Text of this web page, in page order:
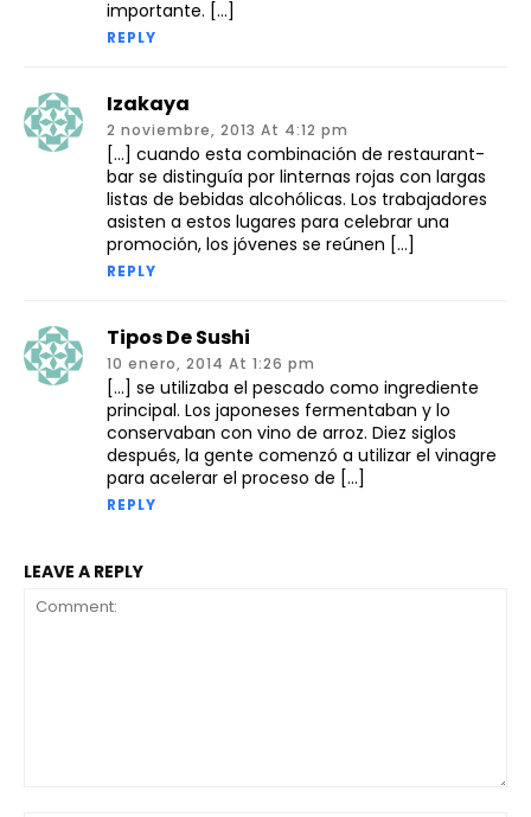
importante. […]
REPLY
Izakaya
2 noviembre, 2013 At 4:12 pm
[…] cuando esta combinación de restaurant-
bar se distinguía por linternas rojas con largas
listas de bebidas alcohólicas. Los trabajadores
asisten a estos lugares para celebrar una
promoción, los jóvenes se reúnen […]
REPLY
Tipos De Sushi
10 enero, 2014 At 1:26 pm
[…] se utilizaba el pescado como ingrediente
principal. Los japoneses fermentaban y lo
conservaban con vino de arroz. Diez siglos
después, la gente comenzó a utilizar el vinagre
para acelerar el proceso de […]
REPLY
LEAVE A REPLY